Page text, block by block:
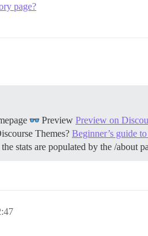
page?
Preview Preview on
Themes? Beginner’s guide
stats are populated by the /about